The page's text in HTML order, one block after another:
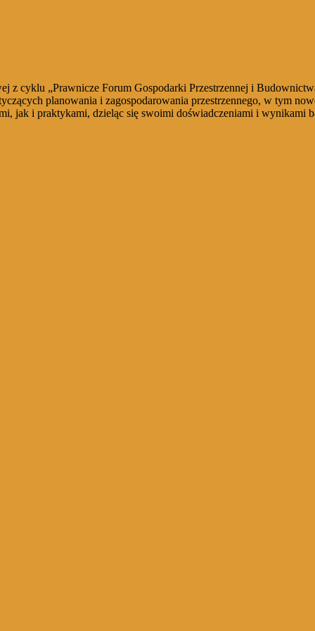
z cyklu „Prawnicze Forum Gospodarki Przestrzennej i
planowania i zagospodarowania przestrzennego, w tym
jak i praktykami, dzieląc się swoimi doświadczeniami i wynikami